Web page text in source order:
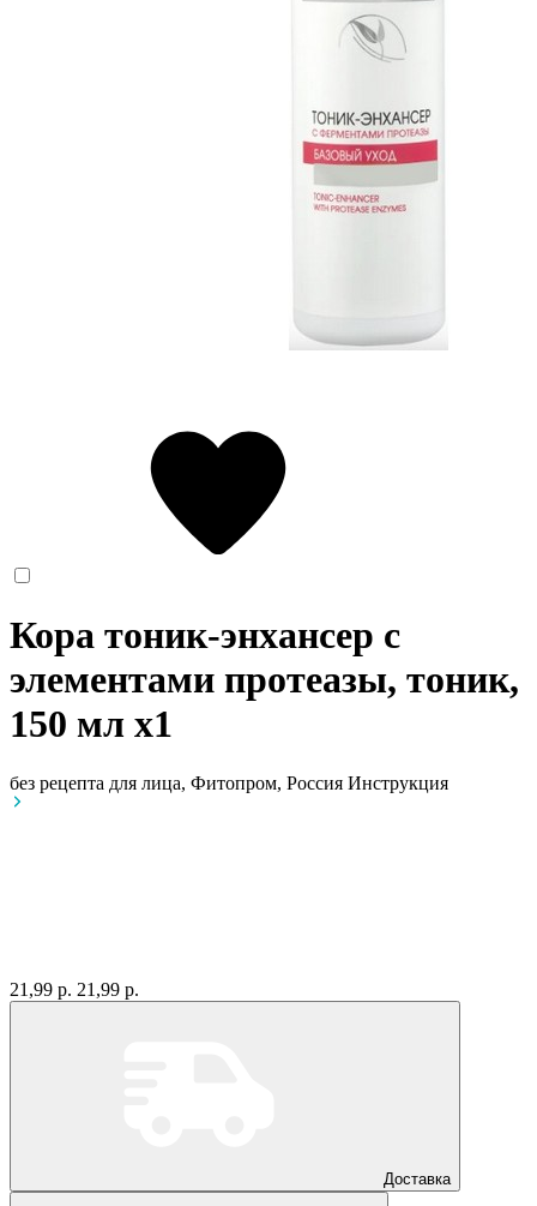
Кора тоник-энхансер с
элементами протеазы, тоник,
150 мл x1
без рецепта для лица, Фитопром, Россия Инструкция
21,99 р. 21,99 р.
Доставка